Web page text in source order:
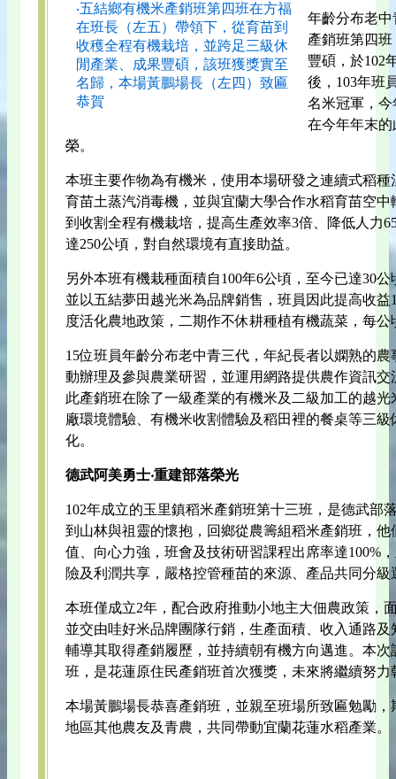
‧五結鄉有機米產銷班第四班在方福
在班長（左五）帶領下，從育苗到
收穫全程有機栽培，並跨足三級休
閒產業、成果豐碩，該班獲獎實至
名歸，本場黃鵬場長（左四）致匾
恭賀
年齡分布老
產銷班第四
豐碩，於102
後，103年班
名米冠軍，
在今年年末
榮。
本班主要作物為有機米，使用本場研發之連續式稻
育苗土蒸汽消毒機，並與宜蘭大學合作水稻育苗空
到收割全程有機栽培，提高生產效率3倍、降低人力
達250公頃，對自然環境有直接助益。
另外本班有機栽種面積自100年6公頃，至今已達30
並以五結夢田越光米為品牌銷售，班員因此提高收益
度活化農地政策，二期作不休耕種植有機蔬菜，每公
15位班員年齡分布老中青三代，年紀長者以嫻熟的
動辦理及參與農業研習，並運用網路提供農作資訊
此產銷班在除了一級產業的有機米及二級加工的越
廠環境體驗、有機米收割體驗及稻田裡的餐桌等三
化。
德武阿美勇士‧重建部落榮光
102年成立的玉里鎮稻米產銷班第十三班，是德武部
到山林與祖靈的懷抱，回鄉從農籌組稻米產銷班，
值、向心力強，班會及技術研習課程出席率達100%
險及利潤共享，嚴格控管種苗的來源、產品共同分
本班僅成立2年，配合政府推動小地主大佃農政策，
並交由哇好米品牌團隊行銷，生產面積、收入通路
輔導其取得產銷履歷，並持續朝有機方向邁進。本
班，是花蓮原住民產銷班首次獲獎，未來將繼續努
本場黃鵬場長恭喜產銷班，並親至班場所致匾勉勵
地區其他農友及青農，共同帶動宜蘭花蓮水稻產業。